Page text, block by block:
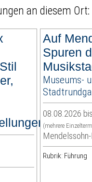
an diesem Ort:
Auf
Spuren
Museums-
08.08.2026
(mehrere
Rubrik: Führung